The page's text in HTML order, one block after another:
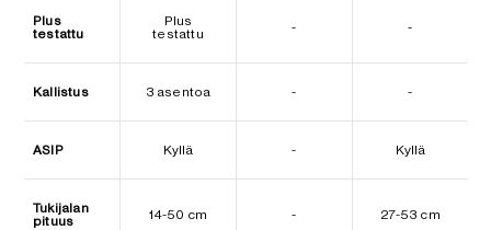
Plus
testattu
Plus
testattu
- -
Kallistus 3 asentoa - -
ASIP Kyllä - Kyllä
Tukijalan
pituus
14-50 cm - 27-53 cm